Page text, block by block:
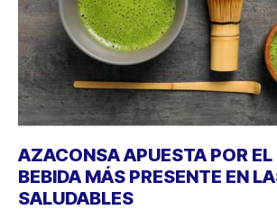
AZACONSA APUESTA POR
BEBIDA MÁS PRESENTE EN
SALUDABLES